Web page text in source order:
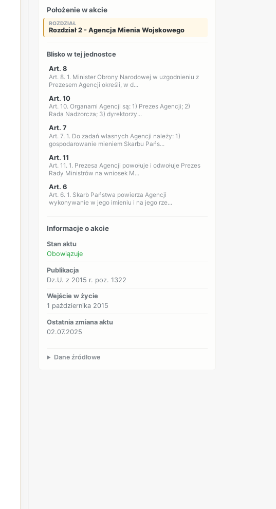
Położenie w akcie
ROZDZIAŁ
Rozdział 2 - Agencja Mienia Wojskowego
Blisko w tej jednostce
Art. 8
Art. 8. 1. Minister Obrony Narodowej w uzgodnieniu z
Prezesem Agencji określi, w d...
Art. 10
Art. 10. Organami Agencji są: 1) Prezes Agencji; 2)
Rada Nadzorcza; 3) dyrektorzy...
Art. 7
Art. 7. 1. Do zadań własnych Agencji należy: 1)
gospodarowanie mieniem Skarbu Pańs...
Art. 11
Art. 11. 1. Prezesa Agencji powołuje i odwołuje Prezes
Rady Ministrów na wniosek M...
Art. 6
Art. 6. 1. Skarb Państwa powierza Agencji
wykonywanie w jego imieniu i na jego rze...
Informacje o akcie
Stan aktu
Obowiązuje
Publikacja
Dz.U. z 2015 r. poz. 1322
Wejście w życie
1 października 2015
Ostatnia zmiana aktu
02.07.2025
Dane źródłowe